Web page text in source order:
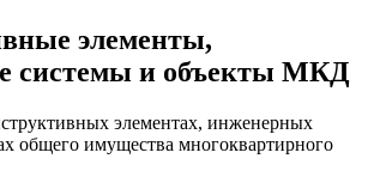
элементы,
системы и объекты МКД
элементах, инженерных
общего имущества многоквартирного